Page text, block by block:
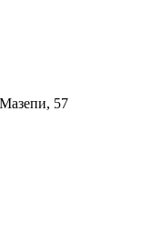
Мазепи, 57